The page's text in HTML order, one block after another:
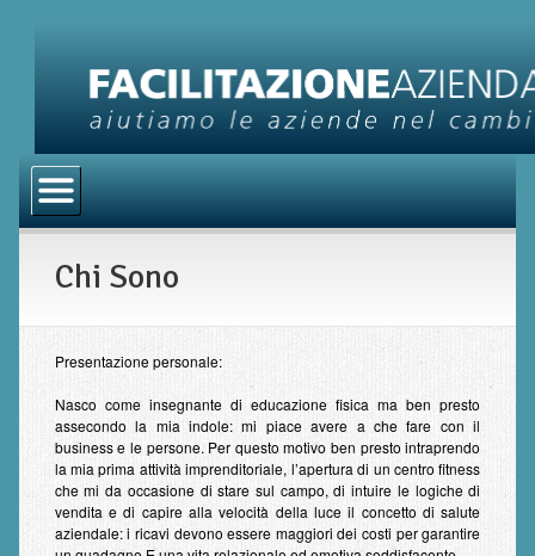
Servizi di Consulenza
Retail code
Processi di Fidelizzazione
Family Business Unit
Blog
Contatti
Chi Sono
Presentazione personale:
Nasco come insegnante di educazione fisica ma ben presto
assecondo la mia indole: mi piace avere a che fare con il
business e le persone. Per questo motivo ben presto intraprendo
la mia prima attività imprenditoriale, l’apertura di un centro fitness
che mi da occasione di stare sul campo, di intuire le logiche di
vendita e di capire alla velocità della luce il concetto di salute
aziendale: i ricavi devono essere maggiori dei costi per garantire